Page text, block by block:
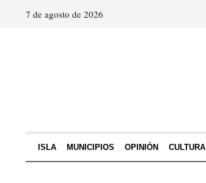
7 de agosto de 2026
ISLA MUNICIPIOS OPINIÓN CULTURA